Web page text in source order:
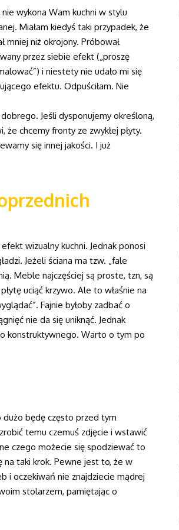
wykona Wam kuchni w stylu
Miałam kiedyś taki przypadek, że
mniej niż okrojony. Próbował
przez siebie efekt („proszę
i niestety nie udało mi się
efektu. Odpuściłam. Nie
Jeśli dysponujemy określoną,
chcemy fronty ze zwykłej płyty.
się innej jakości. I już
wizualny kuchni. Jednak ponosi
Jeżeli ściana ma tzw. „fale
Meble najczęściej są proste, tzn, są
uciąć krzywo. Ale to właśnie na
Fajnie byłoby zadbać o
nie da się uniknąć. Jednak
konstruktywnego. Warto o tym po
dużo będę często przed tym
temu czemuś zdjęcie i wstawić
czego możecie się spodziewać to
na taki krok. Pewne jest to, że w
i oczekiwań nie znajdziecie mądrej
stolarzem, pamiętając o